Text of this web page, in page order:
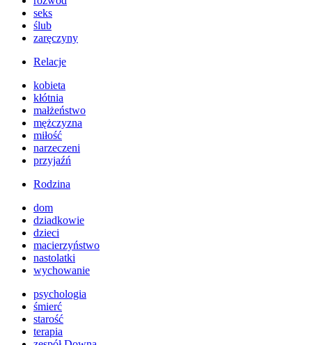
seks
ślub
zaręczyny
Relacje
kobieta
kłótnia
małżeństwo
mężczyzna
miłość
narzeczeni
przyjaźń
Rodzina
dom
dziadkowie
dzieci
macierzyństwo
nastolatki
wychowanie
psychologia
śmierć
starość
terapia